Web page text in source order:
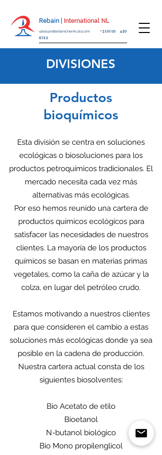
Rebain | International NL
sales@rotterdamchemicals.com+31(0)10 450
8722
Productos
bioquímicos
Esta división se centra en soluciones
ecológicas o biosoluciones para los
productos petroquímicos tradicionales. El
mercado necesita cada vez más
alternativas más ecológicas.
Por eso hemos reunido una cartera de
productos químicos ecológicos para
satisfacer las necesidades de nuestros
clientes. La mayoría de los productos
químicos se basan en materias primas
vegetales, como la caña de azúcar y la
colza, en lugar del petróleo crudo.
Estamos motivando a nuestros clientes
para que consideren el cambio a estas
soluciones más ecológicas donde ya sea
posible en la cadena de producción.
Nuestra cartera actual consta de los
siguientes biosolventes:
Bio Acetato de etilo
Bioetanol
N-butanol biológico
Bio Mono propilenglicol
DIVISIONES